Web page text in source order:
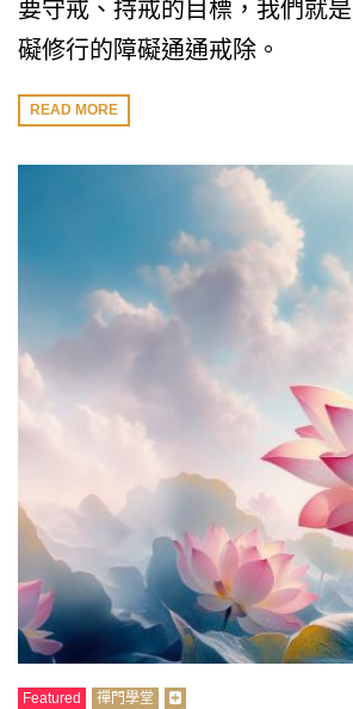
要守戒、持戒的目標，我們就
礙修行的障礙通通戒除。
READ MORE
Featured 禪門學堂